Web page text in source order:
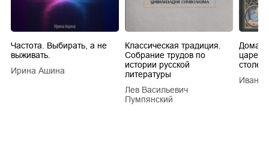
Частота. Выбирать, а не
выживать.
Ирина Ашина
Классическая традиция.
Собрание трудов по
истории русской
литературы
Лев Васильевич
Пумпянский
царей
Иван